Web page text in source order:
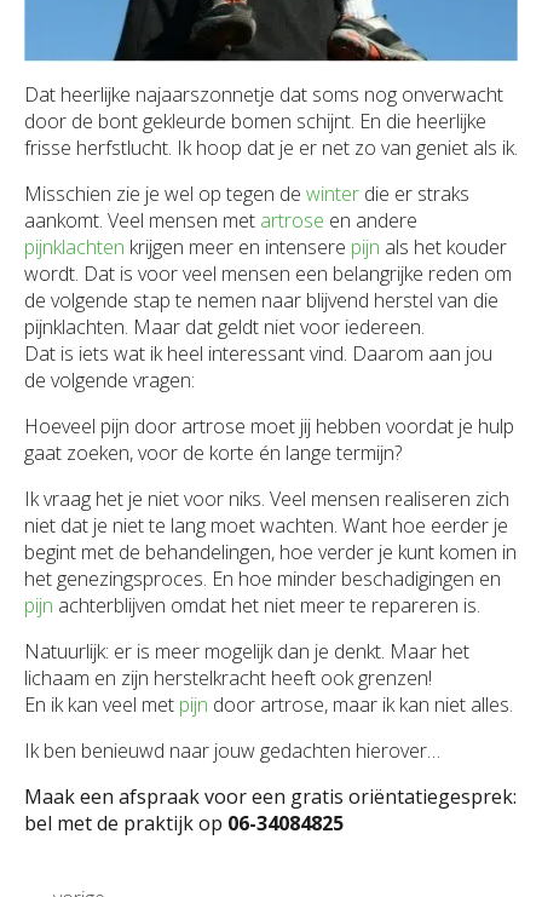
Dat heerlijke najaarszonnetje dat soms nog onverwacht
door de bont gekleurde bomen schijnt. En die heerlijke
frisse herfstlucht. Ik hoop dat je er net zo van geniet als ik.
Misschien zie je wel op tegen de winter die er straks
aankomt. Veel mensen met artrose en andere
pijnklachten krijgen meer en intensere pijn als het kouder
wordt. Dat is voor veel mensen een belangrijke reden om
de volgende stap te nemen naar blijvend herstel van die
pijnklachten. Maar dat geldt niet voor iedereen.
Dat is iets wat ik heel interessant vind. Daarom aan jou
de volgende vragen:
Hoeveel pijn door artrose moet jij hebben voordat je hulp
gaat zoeken, voor de korte én lange termijn?
Ik vraag het je niet voor niks. Veel mensen realiseren zich
niet dat je niet te lang moet wachten. Want hoe eerder je
begint met de behandelingen, hoe verder je kunt komen in
het genezingsproces. En hoe minder beschadigingen en
pijn achterblijven omdat het niet meer te repareren is.
Natuurlijk: er is meer mogelijk dan je denkt. Maar het
lichaam en zijn herstelkracht heeft ook grenzen!
En ik kan veel met pijn door artrose, maar ik kan niet alles.
Ik ben benieuwd naar jouw gedachten hierover…
Maak een afspraak voor een gratis oriëntatiegesprek:
bel met de praktijk op 06-34084825